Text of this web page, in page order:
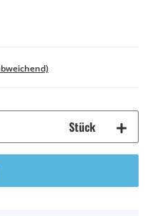
Stück